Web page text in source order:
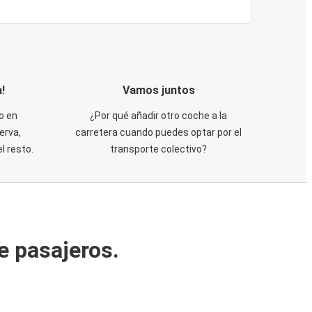
en
resto.
Vamos juntos
¿Por qué añadir otro coche a la
carretera cuando puedes optar por el
transporte colectivo?
pasajeros.